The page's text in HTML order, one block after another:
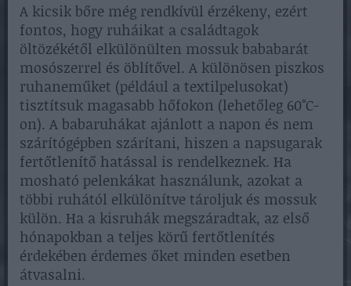
A kicsik bőre még rendkívül érzékeny, ezért
fontos, hogy ruháikat a családtagok
öltözékétől elkülönülten mossuk bababarát
mosószerrel és öblítővel. A különösen piszkos
ruhaneműket (például a textilpelusokat)
tisztítsuk magasabb hőfokon (lehetőleg 60°C-
on). A babaruhákat ajánlott a napon és nem
szárítógépben szárítani, hiszen a napsugarak
fertőtlenítő hatással is rendelkeznek. Ha
mosható pelenkákat használunk, azokat a
többi ruhától elkülönítve tároljuk és mossuk
külön. Ha a kisruhák megszáradtak, az első
hónapokban a teljes körű fertőtlenítés
érdekében érdemes őket minden esetben
átvasalni.